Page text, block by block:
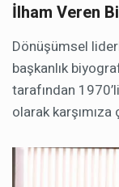
İlham Veren
Dönüşümsel
başkanlık
tarafından
olarak karşımıza